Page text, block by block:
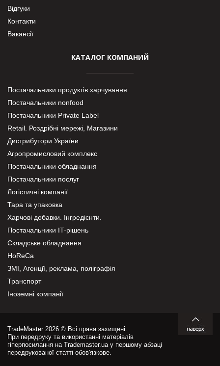
Відгуки
Контакти
Вакансії
КАТАЛОГ КОМПАНИЙ
Постачальники продуктів харчування
Постачальники nonfood
Постачальники Private Label
Retail. Роздрібні мережі, Магазини
Дистрибутори України
Агропромисловий комплекс
Постачальники обладнання
Постачальники послуг
Логістичні компанії
Тара та упаковка
Харчові добавки. Інгредієнти.
Постачальники IT-рішень
Складське обладнання
HoReCa
ЗМІ, Агенції, реклама, поліграфія
Транспорт
Іноземні компанії
TradeMaster 2026 © Всі права захищені.
При передруку та використанні матеріалів
гіперпосилання на Trademaster.ua у першому абзаці
передрукованої статті обов'язкове.